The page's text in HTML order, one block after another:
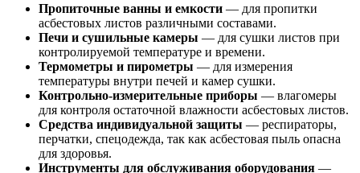
Пропиточные ванны и емкости — для пропитки
асбестовых листов различными составами.
Печи и сушильные камеры — для сушки листов при
контролируемой температуре и времени.
Термометры и пирометры — для измерения
температуры внутри печей и камер сушки.
Контрольно-измерительные приборы — влагомеры
для контроля остаточной влажности асбестовых листов.
Средства индивидуальной защиты — респираторы,
перчатки, спецодежда, так как асбестовая пыль опасна
для здоровья.
Инструменты для обслуживания оборудования —